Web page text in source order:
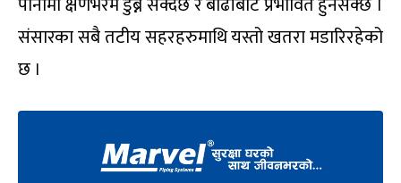
संसारका सबै तटीय सहरहरुमाथि यस्तो खतरा मडारिरहेको
छ ।